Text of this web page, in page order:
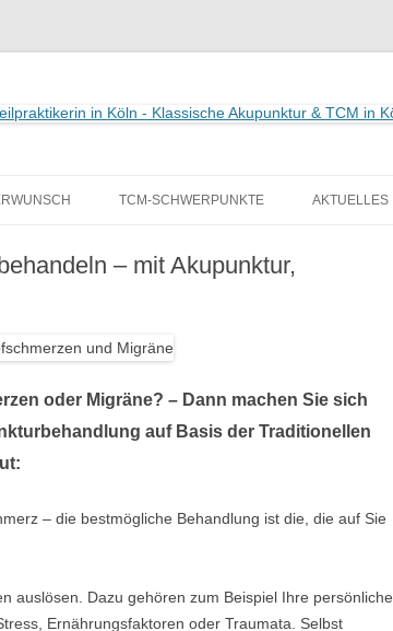
Inhalt
BEFRUCHTUNG
–
IN ALLEN PHASEN
TCM-SCHWERPUNKTE AKTUELLES
– mit Akupunktur,
oder Migräne? – Dann machen Sie sich
auf Basis der Traditionellen
– die bestmögliche Behandlung ist die, die auf Sie
auslösen. Dazu gehören zum Beispiel Ihre persönliche
Ernährungsfaktoren oder Traumata. Selbst